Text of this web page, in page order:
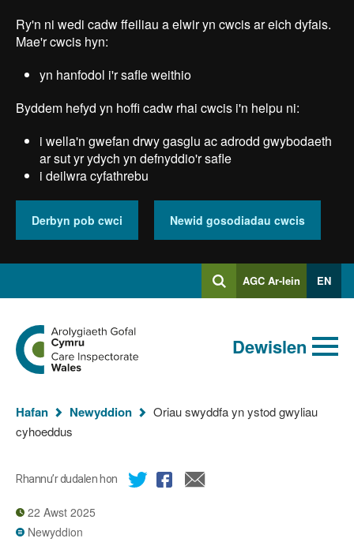
main
Ry'n ni wedi cadw ffeiliau a elwir yn cwcis ar eich dyfais.
Mae'r cwcis hyn:
yn hanfodol i'r safle weithio
Byddem hefyd yn hoffi cadw rhai cwcis i'n helpu ni:
i wella'n gwefan drwy gasglu ac adrodd gwybodaeth
ar sut yr ydych yn defnyddio'r safle
i deilwra cyfathrebu
Derbyn pob cwci Newid gosodiadau cwcis
ChwilioMewngofnodi
i
AGC Ar-lein EN
Chwiliad
allweddeiriau
cyflawn
Chwilio
Ewch
i
hafan
Arolygiaeth
Cymru
Dewislen
Rydych
chi
Hafan Newyddion
Oriau swyddfa yn ystod gwyliau
cyhoeddus
Rhannu’r dudalen hon
22 Awst 2025
Newyddion